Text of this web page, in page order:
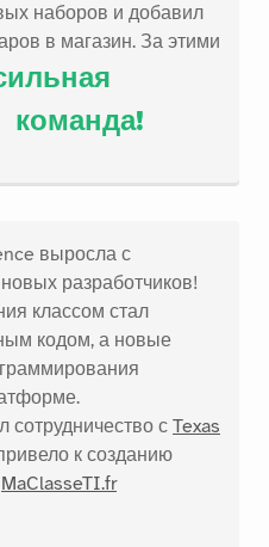
наборов и добавил
в магазин. За этими
команда!
выросла с
разработчиков!
классом стал
кодом, а новые
сотрудничество с Texas
к созданию
MaClasseTI.fr